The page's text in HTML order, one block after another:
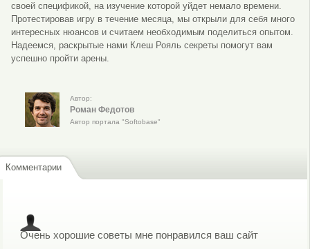
своей спецификой, на изучение которой уйдет немало времени.
Протестировав игру в течение месяца, мы открыли для себя много
интересных нюансов и считаем необходимым поделиться опытом.
Надеемся, раскрытые нами Клеш Рояль секреты помогут вам
успешно пройти арены.
Автор:
Роман Федотов
Автор портала "Softobase"
Комментарии
Очень хорошие советы мне понравился ваш сайт